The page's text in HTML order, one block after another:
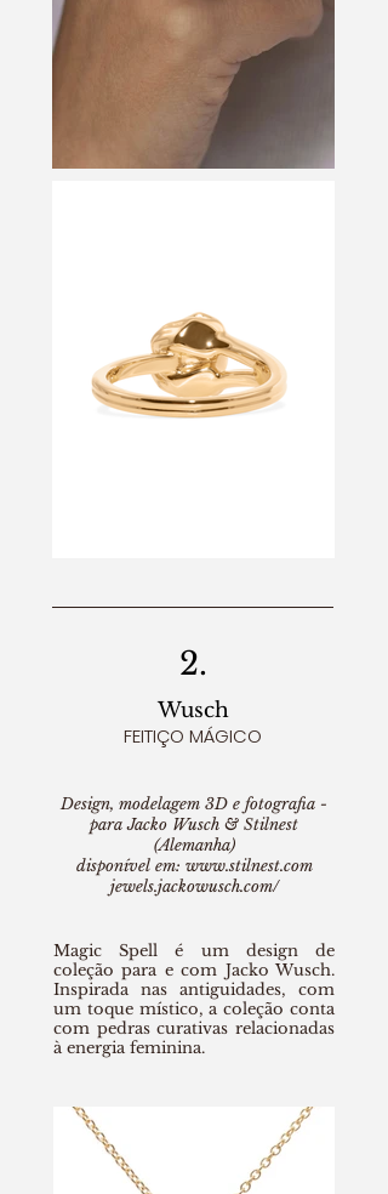
2.
Wusch
FEITIÇO MÁGICO
Design, modelagem 3D e fotografia -
para Jacko Wusch & Stilnest
(Alemanha)
disponível em: www.stilnest.com
jewels.jackowusch.com/
Magic Spell é um design de
coleção para e com Jacko Wusch.
Inspirada nas antiguidades, com
um toque místico, a coleção conta
com pedras curativas relacionadas
à energia feminina.